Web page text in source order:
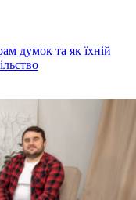
думок та як їхній